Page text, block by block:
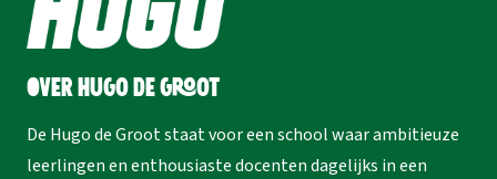
Over Hugo de Groot
De Hugo de Groot staat voor een school waar ambitieuze
leerlingen en enthousiaste docenten dagelijks in een